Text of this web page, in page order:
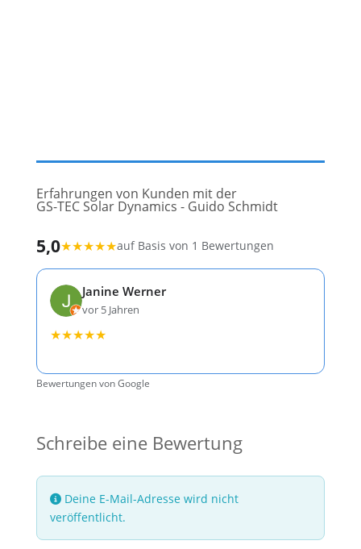
Erfahrungen von Kunden mit der
GS-TEC Solar Dynamics - Guido Schmidt
5,0★★★★★auf Basis von 1 Bewertungen
Janine Werner
vor 5 Jahren
★★★★★
Bewertungen von Google
Schreibe eine Bewertung
Deine E-Mail-Adresse wird nicht
veröffentlicht.